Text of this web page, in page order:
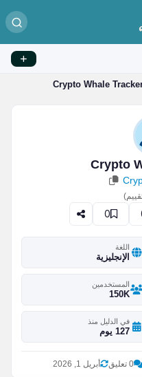
Crypto Whale
Crypto
0
اللغة
الإنجليزية
المستخدمين
150K
في الدليل منذ
127 يوم
0 تعليق أبريل 1, 2026